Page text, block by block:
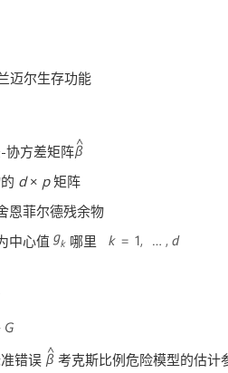
迈尔生存功能
协方差矩阵
d× p矩阵
恩菲尔德残余物
中心值 哪里
错误
考克斯比例危险模型的估计